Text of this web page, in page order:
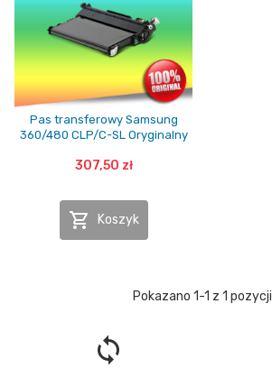
Pas transferowy Samsung
360/480 CLP/C-SL Oryginalny
307,50 zł
 Koszyk
Pokazano 1-1 z 1 pozycji
loop